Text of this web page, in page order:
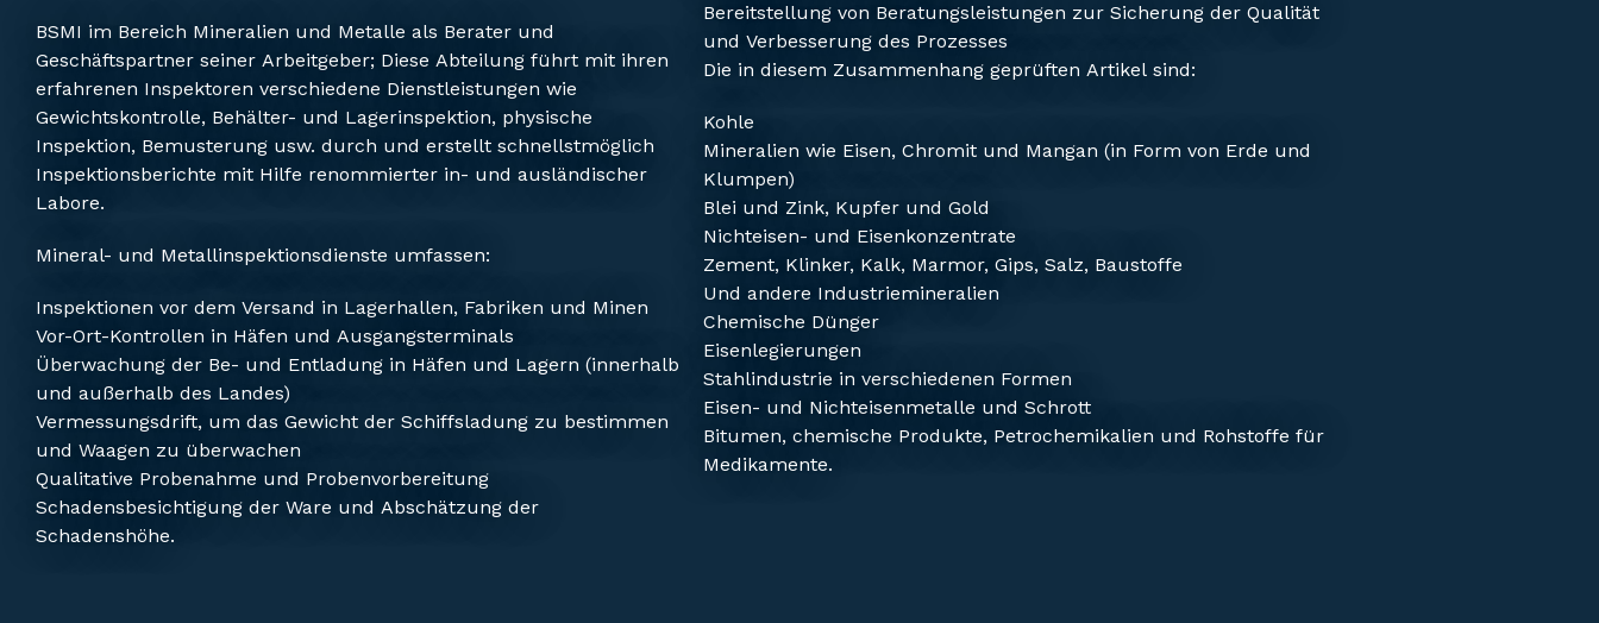
BSMI im Bereich Mineralien und Metalle als Berater und
Geschäftspartner seiner Arbeitgeber; Diese Abteilung führt mit ihren
erfahrenen Inspektoren verschiedene Dienstleistungen wie
Gewichtskontrolle, Behälter- und Lagerinspektion, physische
Inspektion, Bemusterung usw. durch und erstellt schnellstmöglich
Inspektionsberichte mit Hilfe renommierter in- und ausländischer
Labore.
Mineral- und Metallinspektionsdienste umfassen:
Inspektionen vor dem Versand in Lagerhallen, Fabriken und Minen
Vor-Ort-Kontrollen in Häfen und Ausgangsterminals
Überwachung der Be- und Entladung in Häfen und Lagern (innerhalb
und außerhalb des Landes)
Vermessungsdrift, um das Gewicht der Schiffsladung zu bestimmen
und Waagen zu überwachen
Qualitative Probenahme und Probenvorbereitung
Schadensbesichtigung der Ware und Abschätzung der
Schadenshöhe.
Bereitstellung von Beratungsleistungen zur Sicherung der Qualität
und Verbesserung des Prozesses
Die in diesem Zusammenhang geprüften Artikel sind:
Kohle
Mineralien wie Eisen, Chromit und Mangan (in Form von Erde und
Klumpen)
Blei und Zink, Kupfer und Gold
Nichteisen- und Eisenkonzentrate
Zement, Klinker, Kalk, Marmor, Gips, Salz, Baustoffe
Und andere Industriemineralien
Chemische Dünger
Eisenlegierungen
Stahlindustrie in verschiedenen Formen
Eisen- und Nichteisenmetalle und Schrott
Bitumen, chemische Produkte, Petrochemikalien und Rohstoffe für
Medikamente.